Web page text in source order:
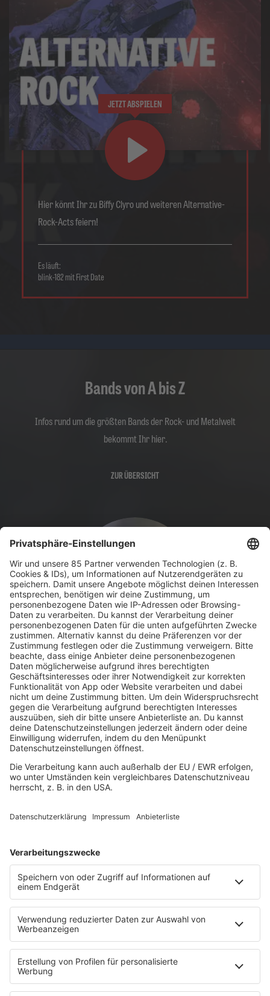
JETZT ABSPIELEN
Hier könnt Ihr zu Biffy Clyro und weiteren Alternative-
Rock-Acts feiern!
Es läuft:
blink-182 mit First Date
Bands von A bis Z
Infos rund um die größten Bands der Rock- und Metalwelt
bekommt Ihr hier.
ZUR ÜBERSICHT
HOME
MUSIK
Playlist
Streams
Rocknews
Band-Alphabet
Rockfakten
Rockquiz
Videos
PROGRAMM
Sendungen
Moderatoren
Podcasts
Hells Bells
Musikwunsch